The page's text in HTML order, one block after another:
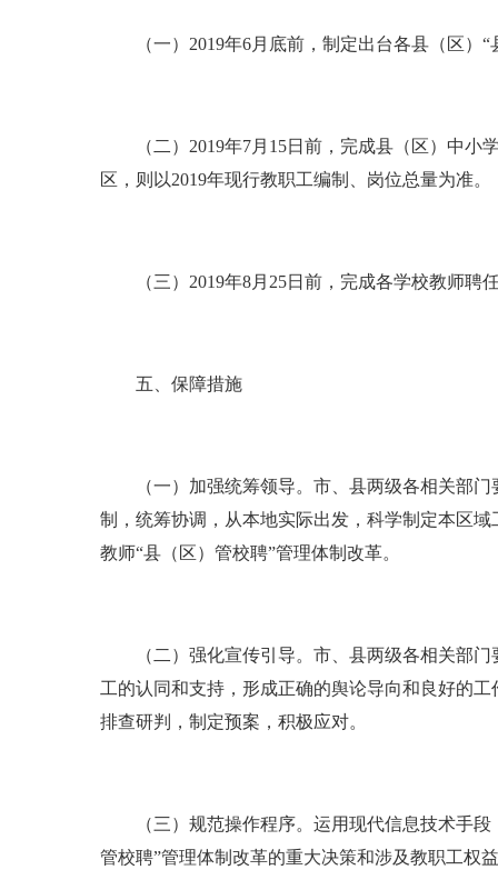
（一）2019年6月底前，制定出台各县（区）“
（二）2019年7月15日前，完成县（区）中小
区，则以2019年现行教职工编制、岗位总量为准。
（三）2019年8月25日前，完成各学校教师聘
五、保障措施
（一）加强统筹领导。市、县两级各相关部门
制，统筹协调，从本地实际出发，科学制定本区
教师“县（区）管校聘”管理体制改革。
（二）强化宣传引导。市、县两级各相关部门
工的认同和支持，形成正确的舆论导向和良好的
排查研判，制定预案，积极应对。
（三）规范操作程序。运用现代信息技术手段
管校聘”管理体制改革的重大决策和涉及教职工权